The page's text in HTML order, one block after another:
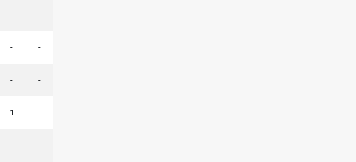
- -
- -
- -
1 -
- -